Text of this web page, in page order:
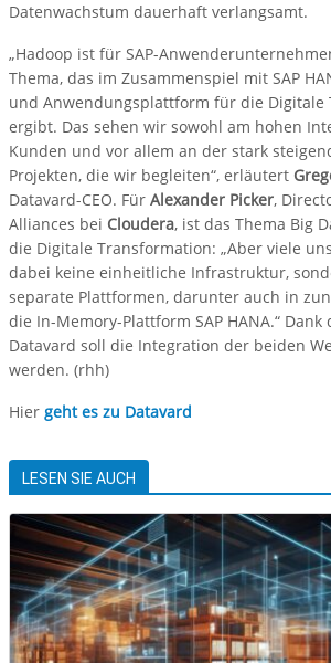
Datenwachstum dauerhaft verlangsamt.
„Hadoop ist für SAP-
Thema, das im Zusammenspiel mit SAP
und Anwendungsplattform für die Digitale
ergibt. Das sehen wir sowohl am hohen
Kunden und vor allem an der stark
Projekten, die wir begleiten“, erläutert
Datavard-CEO. Für Alexander Picker,
Alliances bei Cloudera, ist das Thema Big
die Digitale Transformation: „Aber viele
dabei keine einheitliche Infrastruktur,
separate Plattformen, darunter auch in
die In-Memory-Plattform SAP HANA.“
Datavard soll die Integration der beiden
werden. (rhh)
Hier geht es zu Datavard
LESEN SIE AUCH